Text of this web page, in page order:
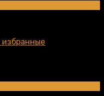
избранные